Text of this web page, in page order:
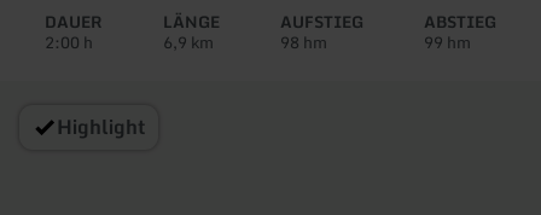
Tour:
DAUER
2:00 h
LÄNGE
6,9 km
AUFSTIEG
98 hm
ABSTIEG
99 hm
Highlight